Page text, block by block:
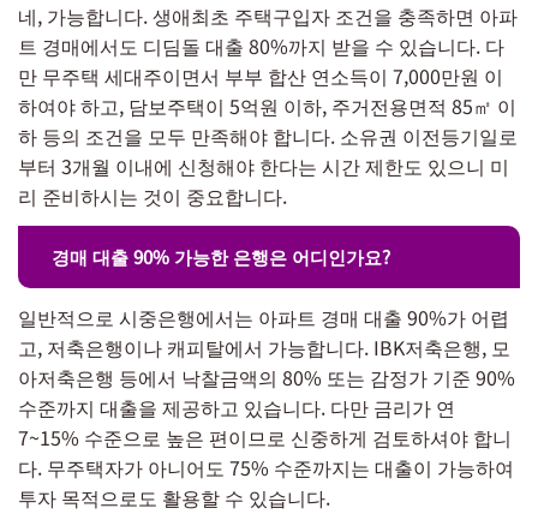
네, 가능합니다. 생애최초 주택구입자 조건을 충족하면 아파
트 경매에서도 디딤돌 대출 80%까지 받을 수 있습니다. 다
만 무주택 세대주이면서 부부 합산 연소득이 7,000만원 이
하여야 하고, 담보주택이 5억원 이하, 주거전용면적 85㎡ 이
하 등의 조건을 모두 만족해야 합니다. 소유권 이전등기일로
부터 3개월 이내에 신청해야 한다는 시간 제한도 있으니 미
리 준비하시는 것이 중요합니다.
경매 대출 90% 가능한 은행은 어디인가요?
일반적으로 시중은행에서는 아파트 경매 대출 90%가 어렵
고, 저축은행이나 캐피탈에서 가능합니다. IBK저축은행, 모
아저축은행 등에서 낙찰금액의 80% 또는 감정가 기준 90%
수준까지 대출을 제공하고 있습니다. 다만 금리가 연
7~15% 수준으로 높은 편이므로 신중하게 검토하셔야 합니
다. 무주택자가 아니어도 75% 수준까지는 대출이 가능하여
투자 목적으로도 활용할 수 있습니다.